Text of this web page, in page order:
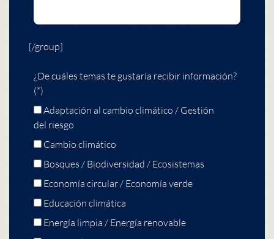
[/group]
¿De cuáles temas te gustaría recibir información?
(*)
Adaptación al cambio climático / Gestión
del riesgo
Cambio climático
Bosques / Biodiversidad / Ecosistemas
Economía circular / Economía verde
Educación climática
Energía limpia / Energía renovable